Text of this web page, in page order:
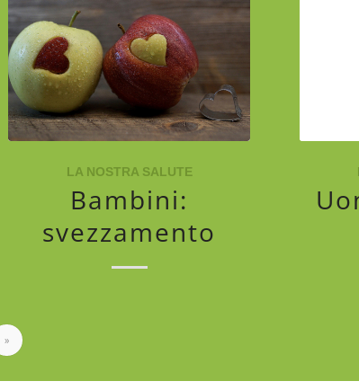
LA NOSTRA SALUTE
Bambini:
svezzamento
»